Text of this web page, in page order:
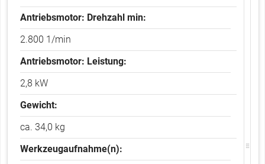
i
)
Antriebsmotor: Drehzahl min:
2.800 1/min
Antriebsmotor: Leistung:
2,8 kW
Gewicht:
ca. 34,0 kg
Werkzeugaufnahme(n):